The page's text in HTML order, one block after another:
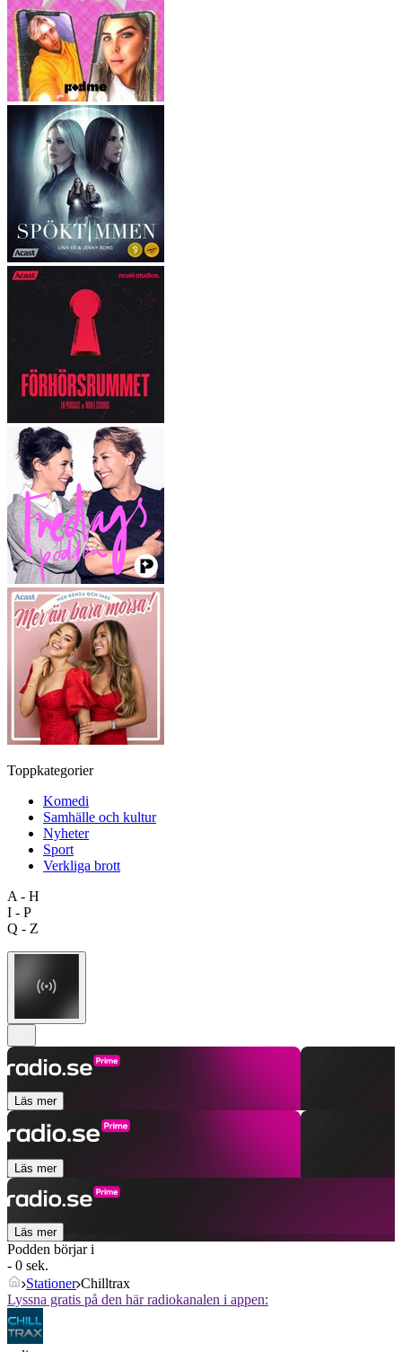
Toppkategorier
Komedi
Samhälle och kultur
Nyheter
Sport
Verkliga brott
A - H
I - P
Q - Z
Läs mer
Läs mer
Läs mer
Podden börjar i
- 0 sek.
Stationer Chilltrax
Lyssna gratis på den här radiokanalen i appen: